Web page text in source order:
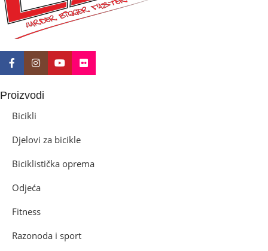
Proizvodi
Bicikli
Djelovi za bicikle
Biciklistička oprema
Odjeća
Fitness
Razonoda i sport